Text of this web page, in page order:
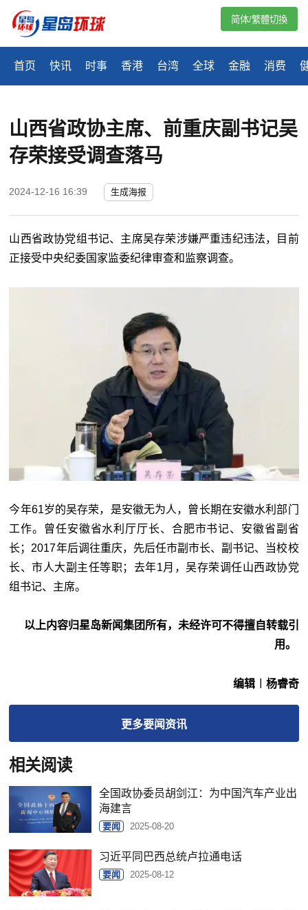
首页 快讯 时事 香港 台湾 全球 金融 消费
简体/繁體切換
山西省政协主席、前重庆副书记吴
存荣接受调查落马
2024-12-16 16:39 生成海报
山西省政协党组书记、主席吴存荣涉嫌严重违纪违法，目前
正接受中央纪委国家监委纪律审查和监察调查。
今年61岁的吴存荣，是安徽无为人，曾长期在安徽水利部门
工作。曾任安徽省水利厅厅长、合肥市书记、安徽省副省
长；2017年后调往重庆，先后任市副市长、副书记、当校校
长、市人大副主任等职；去年1月，吴存荣调任山西政协党
组书记、主席。
以上内容归星岛新闻集团所有，未经许可不得擅自转载引
用。
编辑︱杨睿奇
更多要闻资讯
相关阅读
全国政协委员胡剑江：为中国汽车产业出
海建言
要闻 2025-08-20
习近平同巴西总统卢拉通电话
要闻 2025-08-12